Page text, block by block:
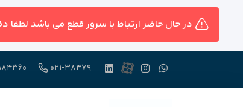
در حال حاضر ارتباط با سرور قطع می باشد لطفا
۰۲۱-۳۸۴۷۹